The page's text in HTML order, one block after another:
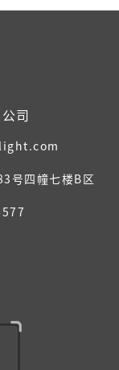
司
号四幢七楼B区